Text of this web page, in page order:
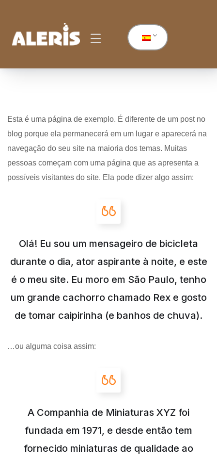
Esta é uma página de exemplo. É diferente de um post no
blog porque ela permanecerá em um lugar e aparecerá na
navegação do seu site na maioria dos temas. Muitas
pessoas começam com uma página que as apresenta a
possíveis visitantes do site. Ela pode dizer algo assim:
Olá! Eu sou um mensageiro de bicicleta
durante o dia, ator aspirante à noite, e este
é o meu site. Eu moro em São Paulo, tenho
um grande cachorro chamado Rex e gosto
de tomar caipirinha (e banhos de chuva).
…ou alguma coisa assim:
A Companhia de Miniaturas XYZ foi
fundada em 1971, e desde então tem
fornecido miniaturas de qualidade ao